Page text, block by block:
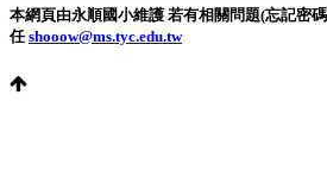
本網頁由永順國小維護 若有相關問題(忘記密
任shooow@ms.tyc.edu.tw